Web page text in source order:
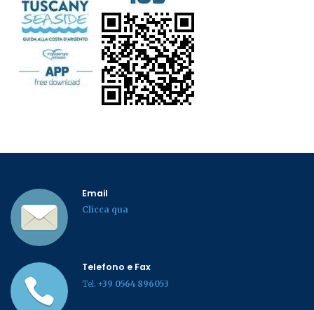
Email
Clicca qua
Telefono e Fax
Tel. +39 0564 896053